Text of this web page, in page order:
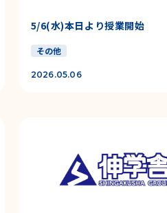
5/6(水)本日より授業開始
その他
2026.05.06